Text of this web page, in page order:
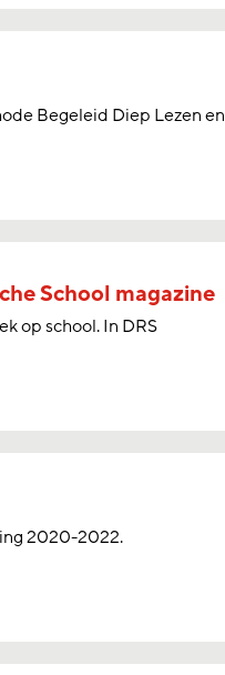
Begeleid Diep Lezen en
School magazine
op school. In DRS
2020-2022.